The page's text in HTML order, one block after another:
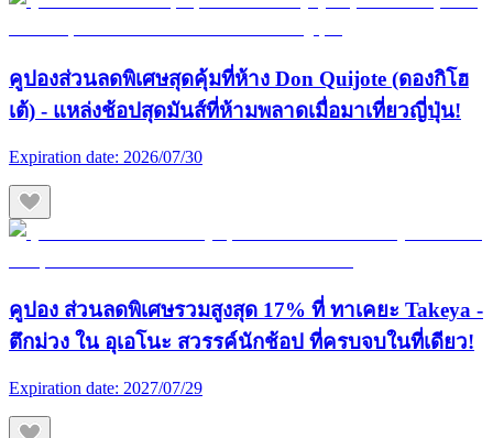
คูปองส่วนลดพิเศษสุดคุ้มที่ห้าง Don Quijote (ดองกิโฮ
เต้) - แหล่งช้อปสุดมันส์ที่ห้ามพลาดเมื่อมาเที่ยวญี่ปุ่น!
Expiration date: 2026/07/30
คูปอง ส่วนลดพิเศษรวมสูงสุด 17% ที่ ทาเคยะ Takeya -
ตึกม่วง ใน อุเอโนะ สวรรค์นักช้อป ที่ครบจบในที่เดียว!
Expiration date: 2027/07/29